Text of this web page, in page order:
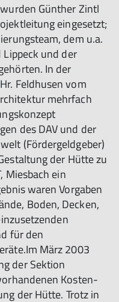
Günther Zintl
eingesetzt;
dem u.a.
und der
In der
Feldhusen vom
mehrfach
des DAV und der
(Fördergeldgeber)
der Hütte zu
Miesbach ein
waren Vorgaben
Boden, Decken,
für den
März 2003
der Sektion
Kosten-
der Hütte. Trotz in